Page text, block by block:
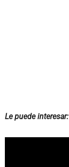
Le puede interesar: